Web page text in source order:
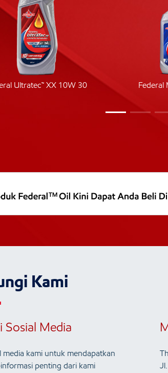
Ultratec™ XX 10W 30 Federal
Kami
Sosial Media
media kami untuk mendapatkan
penting dari kami